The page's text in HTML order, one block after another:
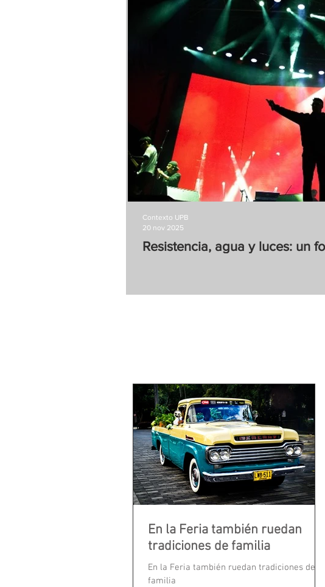
Resistencia, agua y luces: un
Contexto UPB
20 nov 2025
En la Feria también ruedan
tradiciones de familia
En la Feria también ruedan tradiciones de
familia